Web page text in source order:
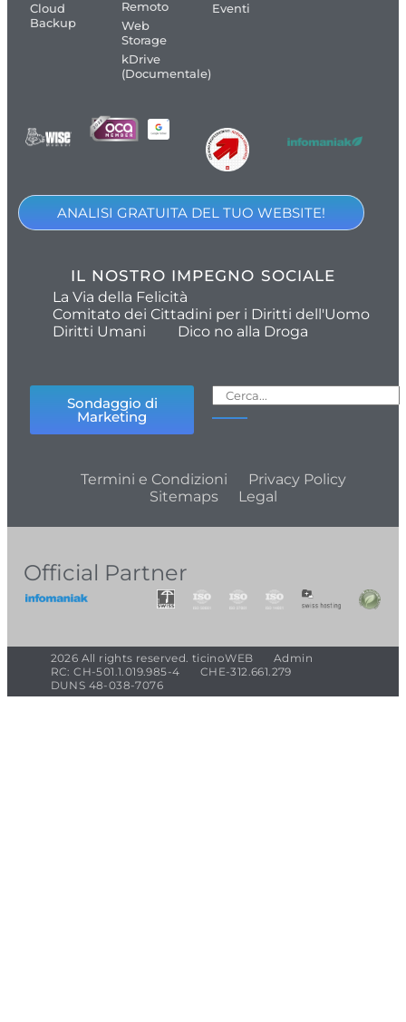
Cloud
Backup
Remoto
Web
Storage
kDrive
(Documentale)
Eventi
ANALISI GRATUITA DEL TUO WEBSITE!
IL NOSTRO IMPEGNO SOCIALE
La Via della Felicità
Comitato dei Cittadini per i Diritti dell'Uomo
Diritti Umani
Dico no alla Droga
Sondaggio di
Marketing
Termini e Condizioni
Privacy Policy
Sitemaps
Legal
Official Partner
2026 All rights reserved. ticinoWEB
Admin
RC: CH-501.1.019.985-4
CHE-312.661.279
DUNS 48-038-7076